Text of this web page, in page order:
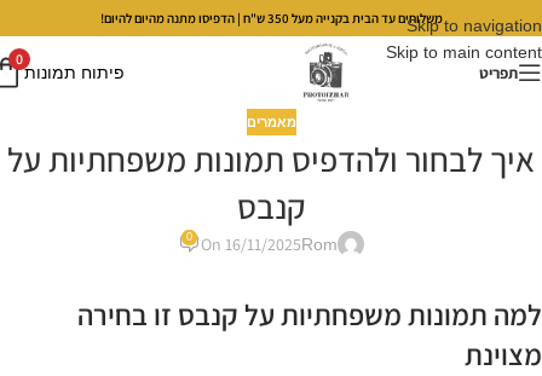
Skip to navigation
Skip to main content
משלוחים עד הבית בקנייה מעל 350 ש"ח | הדפיסו מתנה מהיום להיום!
תפריט פיתוח תמונות
0
מאמרים
איך לבחור ולהדפיס תמונות משפחתיות על
קנבס
Rom
On 16/11/2025
0
למה תמונות משפחתיות על קנבס זו בחירה
מצוינת